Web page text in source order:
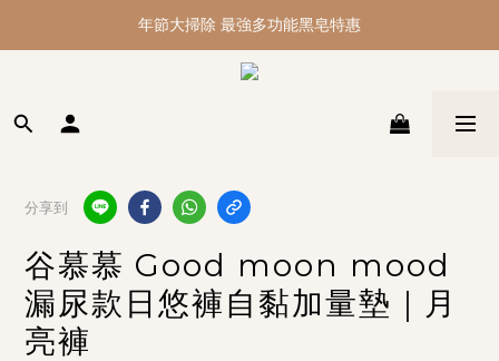
你的小幸運來了!點擊神祕通道>>賺分潤金<<
你的小幸運來了!點擊神祕通道>>賺分潤金<<
分享到
谷慕慕 Good moon mood
漏尿款日悠褲自黏加量墊｜月
亮褲